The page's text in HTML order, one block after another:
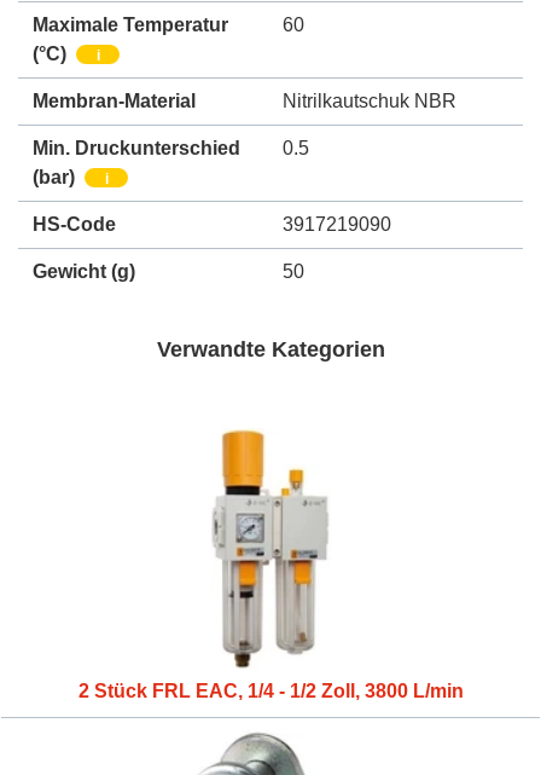
Maximale Temperatur
(°C)
i
60
Membran-Material Nitrilkautschuk NBR
Min. Druckunterschied
(bar)
i
0.5
HS-Code 3917219090
Gewicht (g) 50
Verwandte Kategorien
2 Stück FRL EAC, 1/4 - 1/2 Zoll, 3800 L/min